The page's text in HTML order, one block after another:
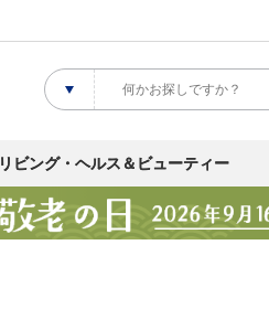
リビング・ヘルス＆ビューティー